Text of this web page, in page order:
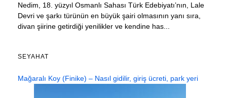
Nedim, 18. yüzyıl Osmanlı Sahası Türk Edebiyatı’nın, Lale
Devri ve şarkı türünün en büyük şairi olmasının yanı sıra,
divan şiirine getirdiği yenilikler ve kendine has...
SEYAHAT
Mağaralı Koy (Finike) – Nasıl gidilir, giriş ücreti, park yeri